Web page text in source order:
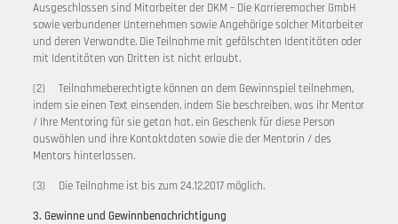
Ausgeschlossen sind Mitarbeiter der DKM – Die Karrieremacher GmbH
sowie verbundener Unternehmen sowie Angehörige solcher Mitarbeiter
und deren Verwandte. Die Teilnahme mit gefälschten Identitäten oder
mit Identitäten von Dritten ist nicht erlaubt.
(2) Teilnahmeberechtigte können an dem Gewinnspiel teilnehmen,
indem sie einen Text einsenden, indem Sie beschreiben, was ihr Mentor
/ Ihre Mentoring für sie getan hat, ein Geschenk für diese Person
auswählen und ihre Kontaktdaten sowie die der Mentorin / des
Mentors hinterlassen.
(3) Die Teilnahme ist bis zum 24.12.2017 möglich.
3. Gewinne und Gewinnbenachrichtigung